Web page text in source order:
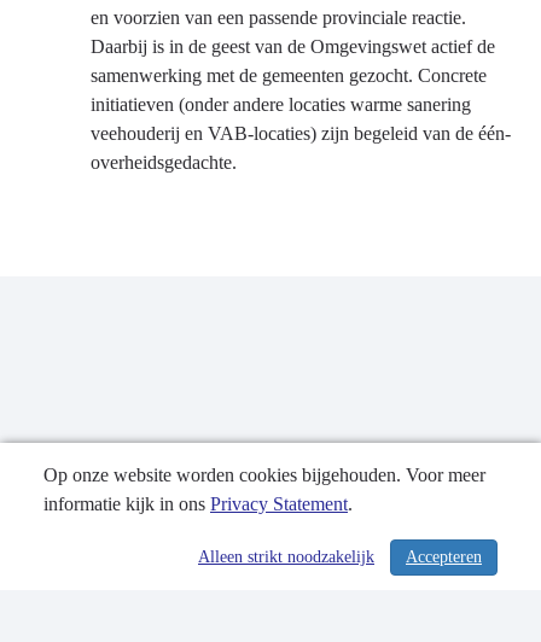
en voorzien van een passende provinciale reactie.
Daarbij is in de geest van de Omgevingswet actief de
samenwerking met de gemeenten gezocht. Concrete
initiatieven (onder andere locaties warme sanering
veehouderij en VAB-locaties) zijn begeleid van de één-
overheidsgedachte.
/ 304
Publicatiedatum: 28-05-2021
Op onze website worden cookies bijgehouden. Voor meer
informatie kijk in ons Privacy Statement.
Accepteren
Alleen strikt noodzakelijk